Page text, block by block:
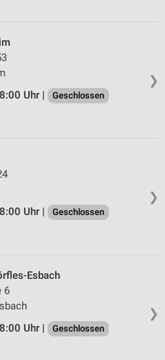
❯
Uhr |
Geschlossen
❯
Uhr |
Geschlossen
❯
Esbach
6
Uhr |
Geschlossen